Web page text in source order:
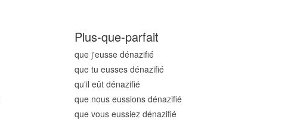
Plus-que-parfait
que j'eusse dénazifié
que tu eusses dénazifié
qu'il eût dénazifié
que nous eussions dénazifié
que vous eussiez dénazifié